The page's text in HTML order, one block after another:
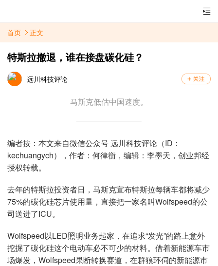
首页 正文
特斯拉撤退，谁在接盘碳化硅？
远川科技评论
马斯克低估中国速度。
编者按：本文来自微信公众号 远川科技评论（ID：
kechuangych），作者：何律衡，编辑：李墨天，创业邦经
授权转载。
去年的特斯拉投资者日，马斯克宣布特斯拉每辆车都将减少
75%的碳化硅芯片使用量，直接把一家名叫Wolfspeed的公
司送进了ICU。
Wolfspeed以LED照明业务起家，在追求“发光”的路上意外
挖掘了碳化硅这个电动车必不可少的材料。借着新能源车市
场爆发，Wolfspeed果断转换赛道，在群狼环伺的新能源市